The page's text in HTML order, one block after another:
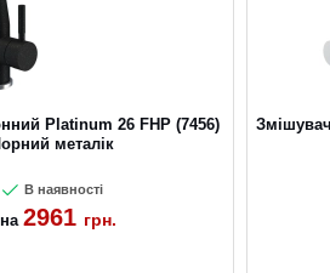
Platinum 26 FHP (7456)
металік
В наявності
2961 грн.